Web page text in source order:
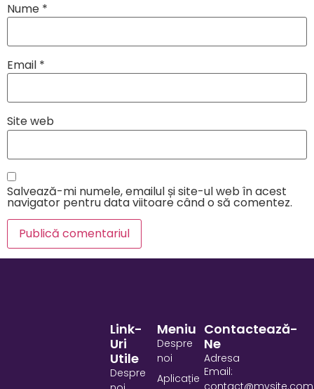
Nume *
Email *
Site web
Salvează-mi numele, emailul și site-ul web în acest
navigator pentru data viitoare când o să comentez.
Meniu
Despre
noi
Aplicație
Link-
Uri
Utile
Despre
Contactează-
Ne
Adresa
Email:
contact@mysite.com